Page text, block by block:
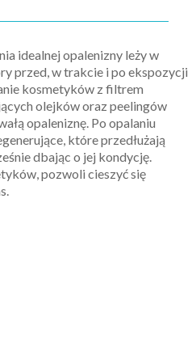
idealnej opalenizny leży w
przed, w trakcie i po ekspozycji
kosmetyków z filtrem
olejków oraz peelingów
opaleniznę. Po opalaniu
które przedłużają
dbając o jej kondycję.
pozwoli cieszyć się